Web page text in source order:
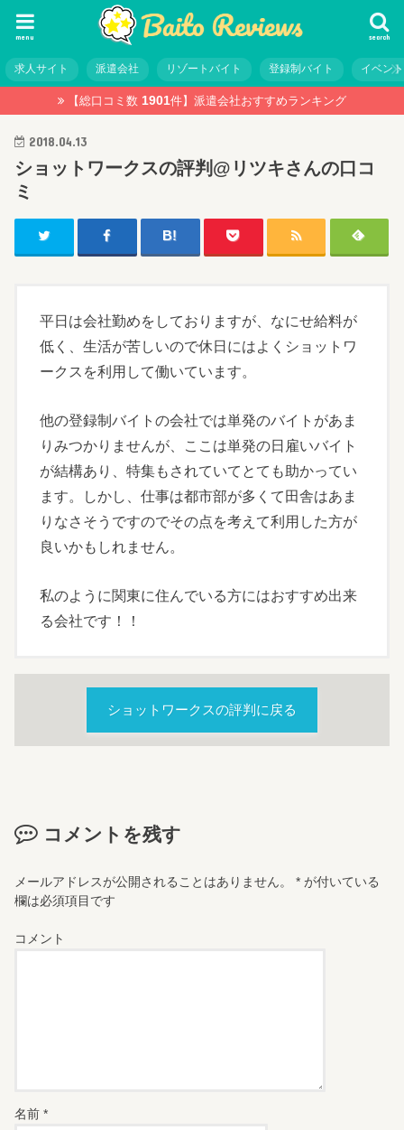
search
menu
求人サイト 派遣会社 リゾートバイト 登録制バイト イベン
【総口コミ数 1901件】派遣会社おすすめランキング
2018.04.13
ショットワークスの評判@リツキさんの口コ
ミ
平日は会社勤めをしておりますが、なにせ給料が
低く、生活が苦しいので休日にはよくショットワ
ークスを利用して働いています。
他の登録制バイトの会社では単発のバイトがあま
りみつかりませんが、ここは単発の日雇いバイト
が結構あり、特集もされていてとても助かってい
ます。しかし、仕事は都市部が多くて田舎はあま
りなさそうですのでその点を考えて利用した方が
良いかもしれません。
私のように関東に住んでいる方にはおすすめ出来
る会社です！！
ショットワークスの評判に戻る
コメントを残す
メールアドレスが公開されることはありません。 * が付いている
欄は必須項目です
コメント
名前*